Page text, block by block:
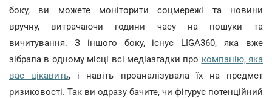
боку, ви можете моніторити соцмережі та новини
вручну, витрачаючи години часу на пошуки та
вичитування. З іншого боку, існує LIGA360, яка вже
зібрала в одному місці всі медіазгадки про компанію, яка
вас цікавить, і навіть проаналізувала їх на предмет
ризиковості. Так ви одразу бачите, чи фігурує потенційний